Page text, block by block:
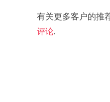
有关更多客户的推
评论.